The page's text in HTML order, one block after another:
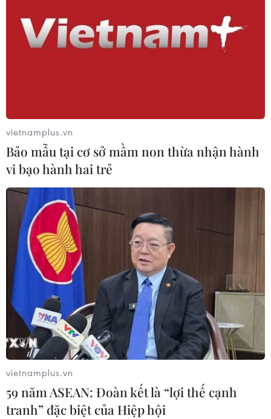
vietnamplus.vn
Bảo mẫu tại cơ sở mầm non thừa nhận hành
vi bạo hành hai trẻ
vietnamplus.vn
59 năm ASEAN: Đoàn kết là “lợi thế cạnh
tranh” đặc biệt của Hiệp hội